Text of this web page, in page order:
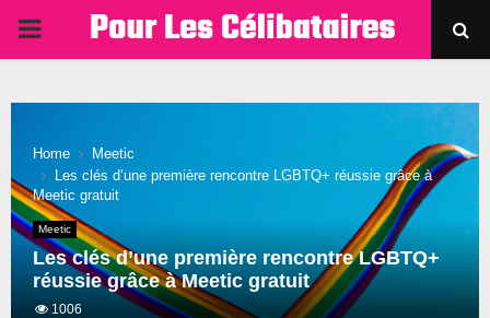
PRIMARY
Home
Meetic
Les clés d’une première rencontre LGBTQ+ réussie grâce à
Meetic gratuit
Meetic
Les clés d’une première rencontre LGBTQ+
réussie grâce à Meetic gratuit
1006